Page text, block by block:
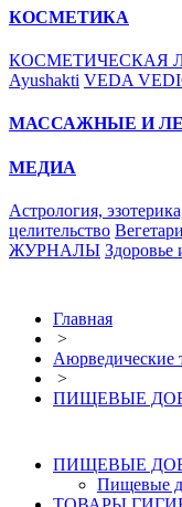
КОСМЕТИКА
КОСМЕТИЧЕСКАЯ
Ayushakti VEDA
МАССАЖНЫЕ И
МЕДИА
Астрология,
целительство
ЖУРНАЛЫ Здоровье
Главная
>
Аюрведические
>
ПИЩЕВЫЕ
ПИЩЕВЫЕ
Пищевые